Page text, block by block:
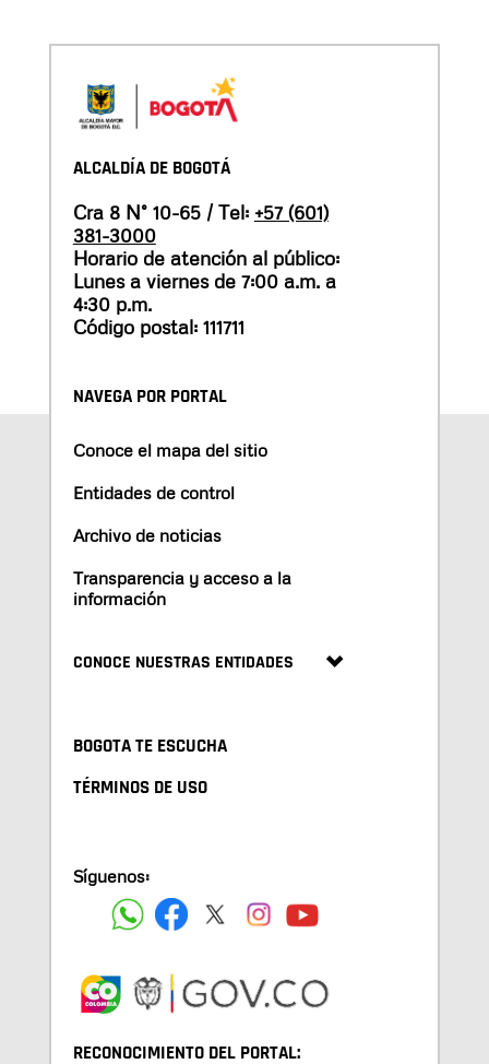
ALCALDÍA DE BOGOTÁ
Cra 8 N° 10-65 / Tel: +57 (601)
381-3000
Horario de atención al público:
Lunes a viernes de 7:00 a.m. a
4:30 p.m.
Código postal: 111711
NAVEGA POR PORTAL
Conoce el mapa del sitio
Entidades de control
Archivo de noticias
Transparencia y acceso a la
información
CONOCE NUESTRAS ENTIDADES
BOGOTA TE ESCUCHA
TÉRMINOS DE USO
Síguenos:
RECONOCIMIENTO DEL PORTAL: